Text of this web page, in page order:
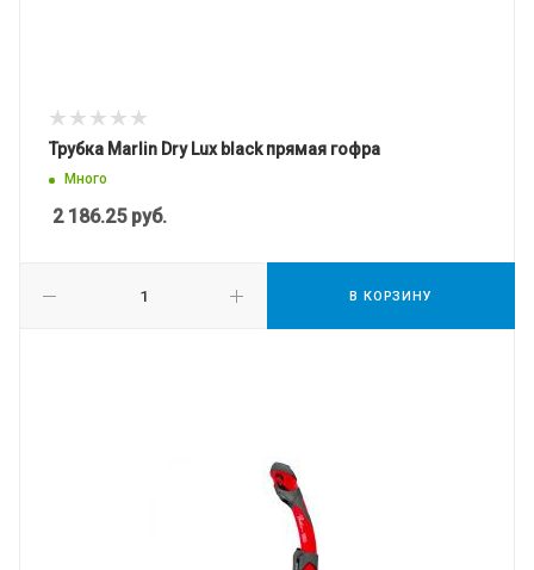
Трубка Marlin Dry Lux black прямая гофра
Много
2 186.25руб.
В КОРЗИНУ